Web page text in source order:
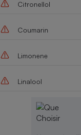
Citronellol
Coumarin
Limonene
Linalool